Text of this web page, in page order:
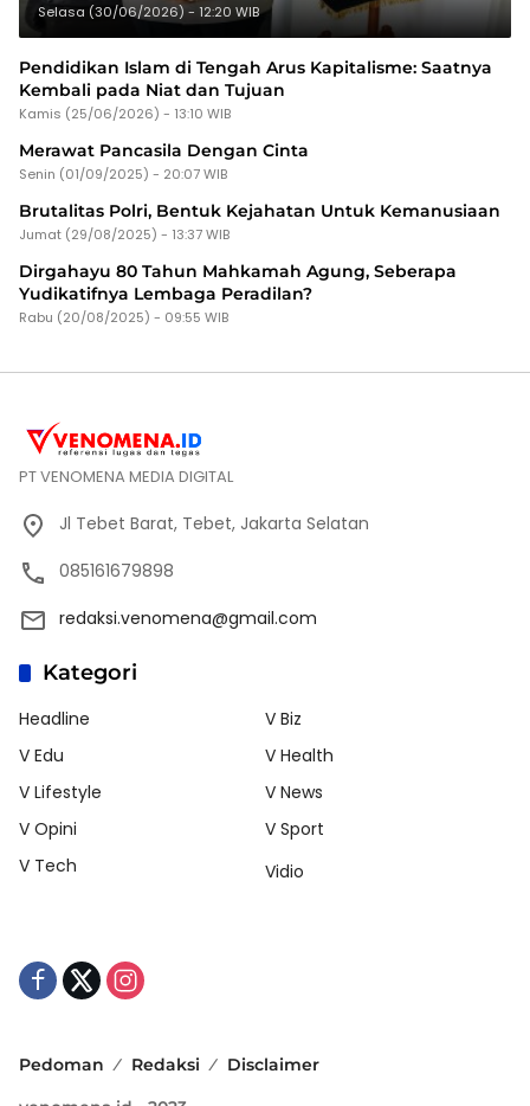
Selasa (30/06/2026) - 12:20 WIB
Pendidikan Islam di Tengah Arus Kapitalisme: Saatnya
Kembali pada Niat dan Tujuan
Kamis (25/06/2026) - 13:10 WIB
Merawat Pancasila Dengan Cinta
Senin (01/09/2025) - 20:07 WIB
Brutalitas Polri, Bentuk Kejahatan Untuk Kemanusiaan
Jumat (29/08/2025) - 13:37 WIB
Dirgahayu 80 Tahun Mahkamah Agung, Seberapa
Yudikatifnya Lembaga Peradilan?
Rabu (20/08/2025) - 09:55 WIB
PT VENOMENA MEDIA DIGITAL
Jl Tebet Barat, Tebet, Jakarta Selatan
085161679898
redaksi.venomena@gmail.com
Kategori
Headline
V Biz
V Edu
V Health
V Lifestyle
V News
V Opini
V Sport
V Tech
Vidio
Pedoman Redaksi
Disclaimer